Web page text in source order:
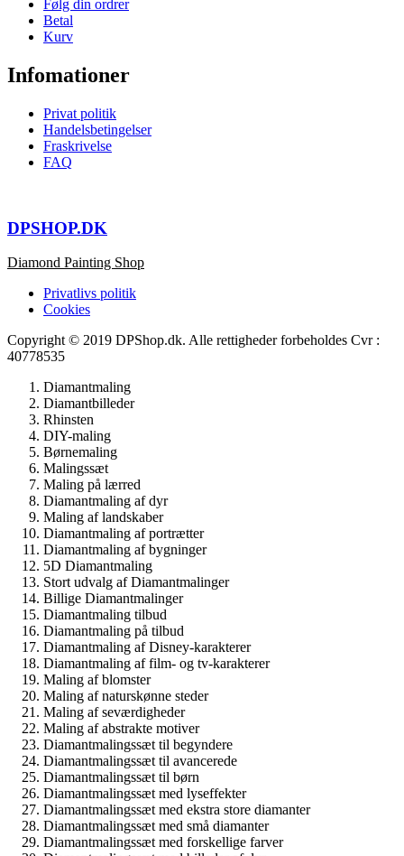
Følg din ordrer
Betal
Kurv
Infomationer
Privat politik
Handelsbetingelser
Fraskrivelse
FAQ
DPSHOP.DK
Diamond Painting Shop
Privatlivs politik
Cookies
Copyright © 2019 DPShop.dk. Alle rettigheder forbeholdes Cvr :
40778535
Diamantmaling
Diamantbilleder
Rhinsten
DIY-maling
Børnemaling
Malingssæt
Maling på lærred
Diamantmaling af dyr
Maling af landskaber
Diamantmaling af portrætter
Diamantmaling af bygninger
5D Diamantmaling
Stort udvalg af Diamantmalinger
Billige Diamantmalinger
Diamantmaling tilbud
Diamantmaling på tilbud
Diamantmaling af Disney-karakterer
Diamantmaling af film- og tv-karakterer
Maling af blomster
Maling af naturskønne steder
Maling af seværdigheder
Maling af abstrakte motiver
Diamantmalingssæt til begyndere
Diamantmalingssæt til avancerede
Diamantmalingssæt til børn
Diamantmalingssæt med lyseffekter
Diamantmalingssæt med ekstra store diamanter
Diamantmalingssæt med små diamanter
Diamantmalingssæt med forskellige farver